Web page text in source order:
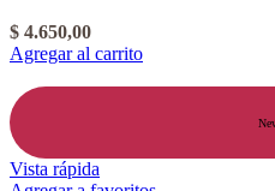
$ 4.650,00
Agregar al carrito
Vista rápida